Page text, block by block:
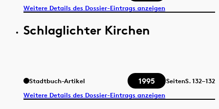
Weitere Details des Dossier-Eintrags anzeigen
Schlaglichter Kirchen
Stadtbuch-Artikel 1995 SeitenS.132–132
Weitere Details des Dossier-Eintrags anzeigen